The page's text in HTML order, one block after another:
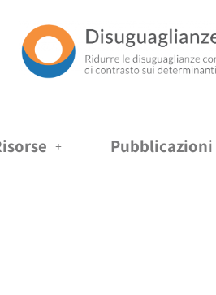
Pubblicazioni